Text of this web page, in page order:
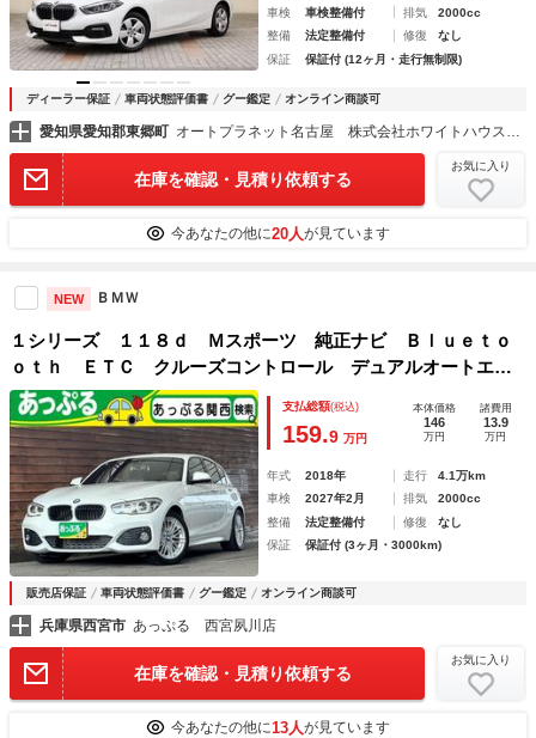
車検
車検整備付 排気
2000cc
整備
法定整備付 修復
なし
保証
保証付 (12ヶ月・走行無制限)
ディーラー保証 車両状態評価書 グー鑑定 オンライン商談可
愛知県愛知郡東郷町 オートプラネット名古屋 株式会社ホワイトハウス正規ディーラーグループ
在庫を確認・見積り依頼する
お気に入り
今あなたの他に20人が見ています
NEW ＢＭＷ
１シリーズ １１８ｄ Ｍスポーツ 純正ナビ Ｂｌｕｅｔｏ
ｏｔｈ ＥＴＣ クルーズコントロール デュアルオートエア
コン ＬＥＤオートライト シートヒーター フロアマット
オートワイパー
支払総額(税込)
159.9 万円
本体価格
146
万円
諸費用
13.9
万円
年式 2018年 走行
4.1万km
車検
2027年2月 排気
2000cc
整備
法定整備付 修復
なし
保証
保証付 (3ヶ月・3000km)
販売店保証 車両状態評価書 グー鑑定 オンライン商談可
兵庫県西宮市 あっぷる 西宮夙川店
在庫を確認・見積り依頼する
お気に入り
今あなたの他に13人が見ています